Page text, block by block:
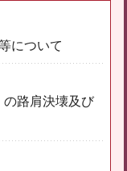
について
の路肩決壊及び